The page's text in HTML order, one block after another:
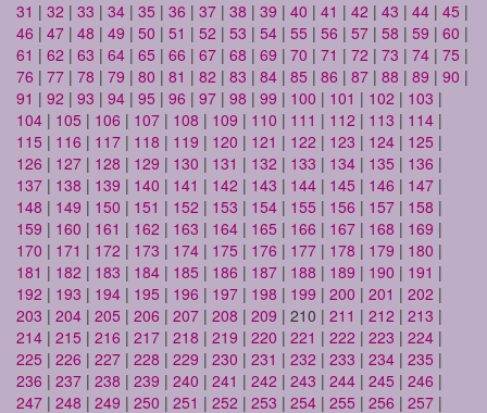
31 | 32 | 33 | 34 | 35 | 36 | 37 | 38 | 39 | 40 | 41 | 42 | 43 | 44 | 45 |
46 | 47 | 48 | 49 | 50 | 51 | 52 | 53 | 54 | 55 | 56 | 57 | 58 | 59 | 60 |
61 | 62 | 63 | 64 | 65 | 66 | 67 | 68 | 69 | 70 | 71 | 72 | 73 | 74 | 75 |
76 | 77 | 78 | 79 | 80 | 81 | 82 | 83 | 84 | 85 | 86 | 87 | 88 | 89 | 90 |
91 | 92 | 93 | 94 | 95 | 96 | 97 | 98 | 99 | 100 | 101 | 102 | 103 |
104 | 105 | 106 | 107 | 108 | 109 | 110 | 111 | 112 | 113 | 114 |
115 | 116 | 117 | 118 | 119 | 120 | 121 | 122 | 123 | 124 | 125 |
126 | 127 | 128 | 129 | 130 | 131 | 132 | 133 | 134 | 135 | 136 |
137 | 138 | 139 | 140 | 141 | 142 | 143 | 144 | 145 | 146 | 147 |
148 | 149 | 150 | 151 | 152 | 153 | 154 | 155 | 156 | 157 | 158 |
159 | 160 | 161 | 162 | 163 | 164 | 165 | 166 | 167 | 168 | 169 |
170 | 171 | 172 | 173 | 174 | 175 | 176 | 177 | 178 | 179 | 180 |
181 | 182 | 183 | 184 | 185 | 186 | 187 | 188 | 189 | 190 | 191 |
192 | 193 | 194 | 195 | 196 | 197 | 198 | 199 | 200 | 201 | 202 |
203 | 204 | 205 | 206 | 207 | 208 | 209 | 210 | 211 | 212 | 213 |
214 | 215 | 216 | 217 | 218 | 219 | 220 | 221 | 222 | 223 | 224 |
225 | 226 | 227 | 228 | 229 | 230 | 231 | 232 | 233 | 234 | 235 |
236 | 237 | 238 | 239 | 240 | 241 | 242 | 243 | 244 | 245 | 246 |
247 | 248 | 249 | 250 | 251 | 252 | 253 | 254 | 255 | 256 | 257 |